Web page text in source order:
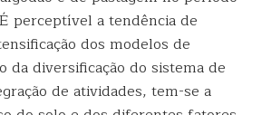
perceptível a tendência de
dos modelos de
da diversificação do sistema de
de atividades, tem-se a